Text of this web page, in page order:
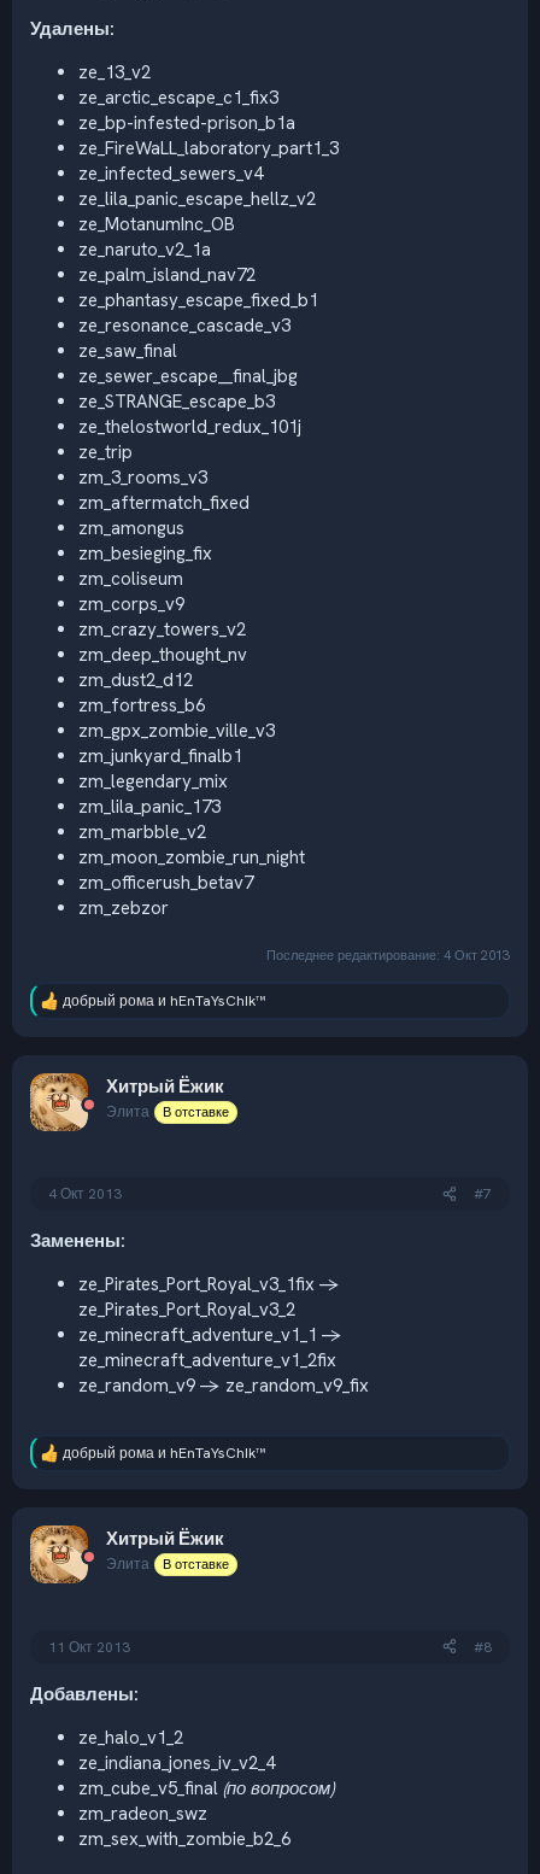
Удалены:
ze_13_v2
ze_arctic_escape_c1_fix3
ze_bp-infested-prison_b1a
ze_FireWaLL_laboratory_part1_3
ze_infected_sewers_v4
ze_lila_panic_escape_hellz_v2
ze_MotanumInc_OB
ze_naruto_v2_1a
ze_palm_island_nav72
ze_phantasy_escape_fixed_b1
ze_resonance_cascade_v3
ze_saw_final
ze_sewer_escape__final_jbg
ze_STRANGE_escape_b3
ze_thelostworld_redux_101j
ze_trip
zm_3_rooms_v3
zm_aftermatch_fixed
zm_amongus
zm_besieging_fix
zm_coliseum
zm_corps_v9
zm_crazy_towers_v2
zm_deep_thought_nv
zm_dust2_d12
zm_fortress_b6
zm_gpx_zombie_ville_v3
zm_junkyard_finalb1
zm_legendary_mix
zm_lila_panic_173
zm_marbble_v2
zm_moon_zombie_run_night
zm_officerush_betav7
zm_zebzor
Последнее редактирование: 4 Окт 2013
Р
ц
и
и
добрый ромаи hEnTaYsChIk™
Хитрый Ёжик
Элита В отставке
4 Окт 2013 #7
Заменены:
ze_Pirates_Port_Royal_v3_1fix ->
ze_Pirates_Port_Royal_v3_2
ze_minecraft_adventure_v1_1 ->
ze_minecraft_adventure_v1_2fix
ze_random_v9 -> ze_random_v9_fix
Р
ц
и
и
добрый ромаи hEnTaYsChIk™
Хитрый Ёжик
Элита В отставке
11 Окт 2013 #8
Добавлены:
ze_halo_v1_2
ze_indiana_jones_iv_v2_4
zm_cube_v5_final (по вопросом)
zm_radeon_swz
zm_sex_with_zombie_b2_6